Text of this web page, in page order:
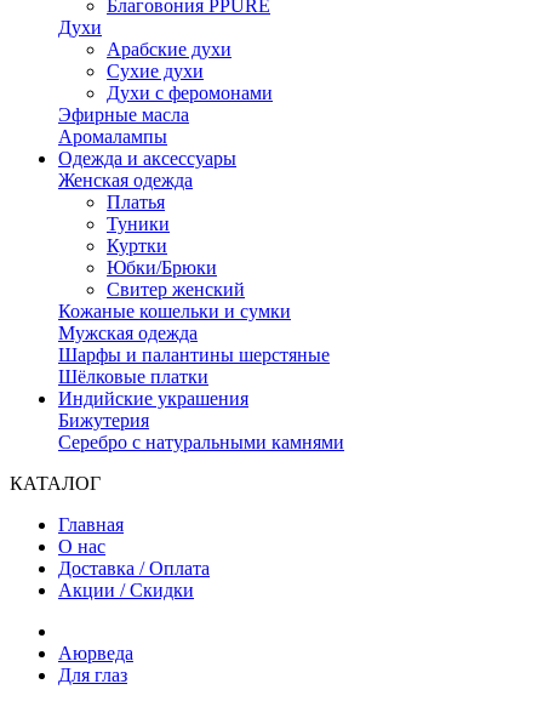
Благовония PPURE
Духи
Арабские духи
Сухие духи
Духи с феромонами
Эфирные масла
Аромалампы
Одежда и аксессуары
Женская одежда
Платья
Туники
Куртки
Юбки/Брюки
Свитер женский
Кожаные кошельки и сумки
Мужская одежда
Шарфы и палантины шерстяные
Шёлковые платки
Индийские украшения
Бижутерия
Серебро с натуральными камнями
КАТАЛОГ
Главная
О нас
Доставка / Оплата
Акции / Скидки
Аюрведа
Для глаз